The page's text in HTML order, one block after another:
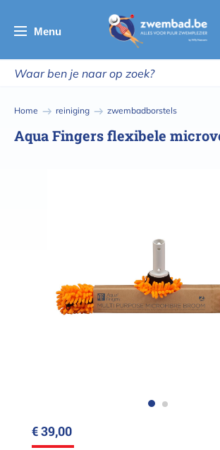
en
de
inhoud
Menu
Kruimelpad
Home reiniging zwembadborstels
Aqua Fingers flexibele
€ 39,00